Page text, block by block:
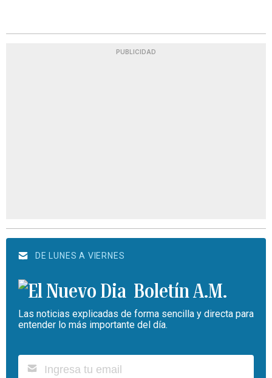
PUBLICIDAD
DE LUNES A VIERNES
Boletín A.M.
Las noticias explicadas de forma sencilla y directa para
entender lo más importante del día.